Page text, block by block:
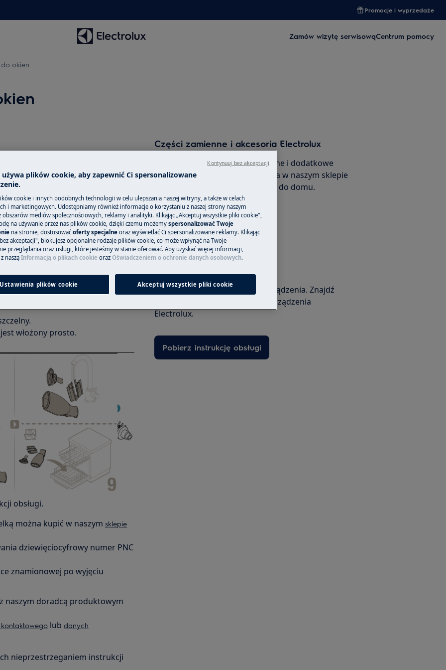
Promocje i wyprzedaże
Zamów wizytę serwisowąCentrum pomocy
okien
w myjce okiennej?
się kałuża, należy postępować w
to 110ml)
włożony prosto.
obsługi.
można kupić w naszym sklepie
dziewięciocyfrowy numer PNC
znamionowej po wyjęciu
naszym doradcą produktowym
lub danych
nieprzestrzeganiem instrukcji
Części zamienne i akcesoria Electrolux
Znajdź oryginalne części zamienne i dodatkowe
akcesoria do swojego urządzenia w naszym sklepie
internetowym i zamów je prosto do domu.
Do sklepu internetowego
Poznaj wszystkie mozliwości urządzenia. Znajdź
instrukcję obsługi do swojego urządzenia
Electrolux.
Pobierz instrukcję obsługi
używa plików cookie, aby zapewnić Ci spersonalizowane
cookie i innych podobnych technologii w celu ulepszania naszej witryny, a także w celach
i marketingowych. Udostępniamy również informacje o korzystaniu z naszej strony naszym
mediów społecznościowych, reklamy i analityki. Klikając „Akceptuj wszystkie pliki cookie",
na używanie przez nas plików cookie, dzięki czemu możemy spersonalizować Twoje
na stronie, dostosować oferty specjalne oraz wyświetlać Ci spersonalizowane reklamy. Klikając
akceptacji", blokujesz opcjonalne rodzaje plików cookie, co może wpłynąć na Twoje
przeglądania oraz usługi, które jesteśmy w stanie oferować. Aby uzyskać więcej informacji,
nasząInformacją o plikach cookie oraz Oświadczeniem o ochronie danych osobowych.
Ustawienia plików cookie Akceptuj wszystkie pliki cookie
Kontynuuj bez akceptacji